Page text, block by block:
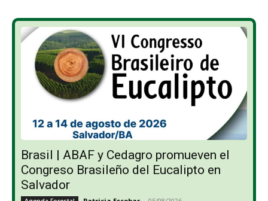
Brasil | ABAF y Cedagro promueven el
Congreso Brasileño del Eucalipto en
Salvador